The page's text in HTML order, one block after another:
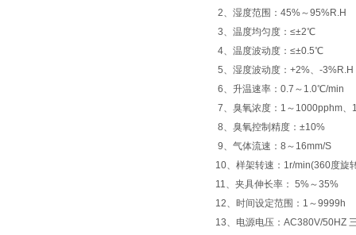
2、湿度范围：45%～95%R.H
3、温度均匀度：≤±2℃
4、温度波动度：≤±0.5℃
5、湿度波动度：+2%、-3%R.H
6、升温速率：0.7～1.0℃/min
7、臭氧浓度：1～1000pphm、
8、臭氧控制精度：±10%
9、气体流速：8～16mm/S
10、样架转速：1r/min(360度旋
11、夹具伸长率： 5%～35%
12、时间设定范围：1～9999h
13、电源电压：AC380V/50HZ